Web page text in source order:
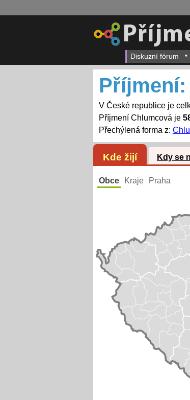
Diskuzní fórum
Příjmení:
V České republice je
Příjmení Chlumcová je
Přechýlená forma z:
Kde žijí Kdy se
Obce Kraje Praha